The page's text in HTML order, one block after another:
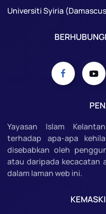
Universiti Syiria
Yayasan Islam
terhadap apa-apa
disebabkan oleh
atau daripada kecacatan
dalam laman web ini.